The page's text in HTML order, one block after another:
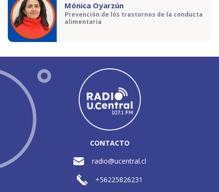
Mónica Oyarzún
Prevención de los trastornos de la conducta
alimentaria
CONTACTO
radio@ucentral.cl
+56225826231